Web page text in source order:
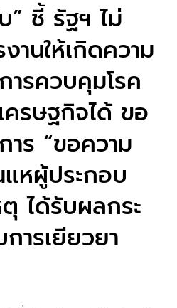
ชี้ รัฐฯ ไม่
านให้เกิดความ
ารควบคุมโรค
ครษฐกิจได้ ขอ
าร “ขอความ
หผู้ประกอบ
ได้รับผลกระ
ารเยียวยา